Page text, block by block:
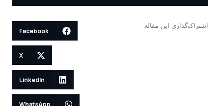
اشتراک‌گذاری این مقاله
Facebook
X
LinkedIn
WhatsApp